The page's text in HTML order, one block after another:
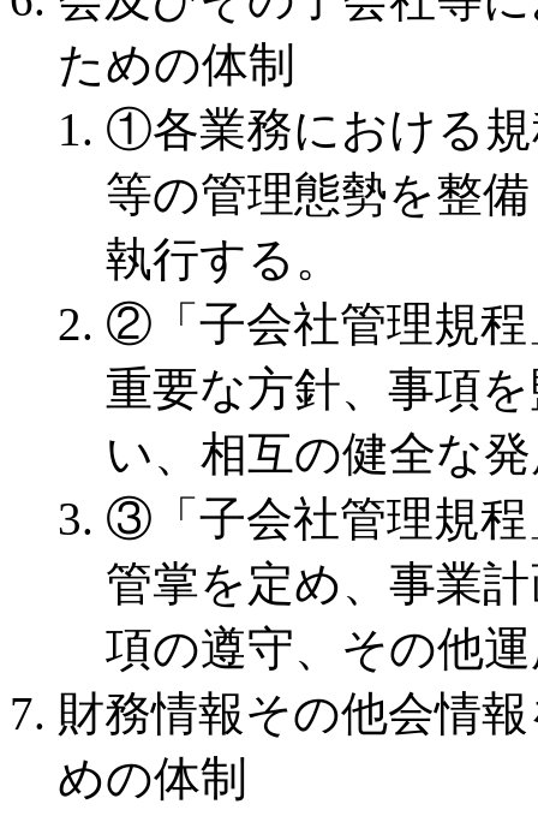
ための体制
①各業務における
等の管理態勢を整
執行する。
②「子会社管理規程
重要な方針、事項
い、相互の健全な
③「子会社管理規程
管掌を定め、事業
項の遵守、その他
財務情報その他会情
めの体制